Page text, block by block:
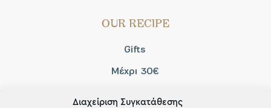
Διαχείριση Συγκατάθεσης
OUR RECIPE
Gifts
Μέχρι 30€